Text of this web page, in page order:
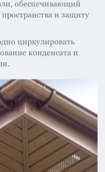
категории
обеспечивающий
и защиту
циркулировать
конденсата и